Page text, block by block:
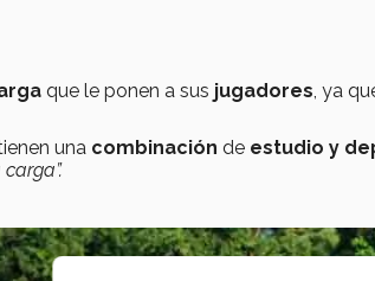
que le ponen a sus jugadores , ya
una combinación de estudio y